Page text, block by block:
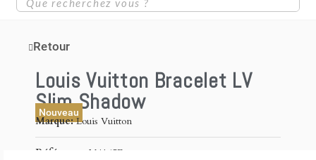
Retour
Louis Vuitton Bracelet LV
Slim Shadow
Nouveau
Marque Louis Vuitton
Référence M4165E